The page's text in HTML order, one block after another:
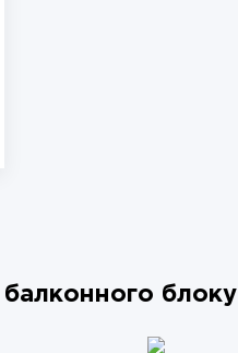
блоку